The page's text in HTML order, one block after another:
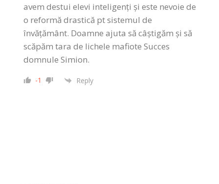
avem destui elevi inteligenți și este nevoie de
o reformă drastică pt sistemul de
învățământ. Doamne ajuta să câștigăm și să
scăpăm tara de lichele mafiote Succes
domnule Simion.
-1 Reply